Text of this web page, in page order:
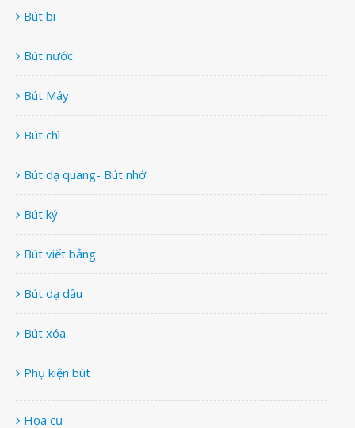
Bút bi
Bút nước
Bút Máy
Bút chì
Bút dạ quang- Bút nhớ
Bút ký
Bút viết bảng
Bút dạ dầu
Bút xóa
Phụ kiện bút
Họa cụ